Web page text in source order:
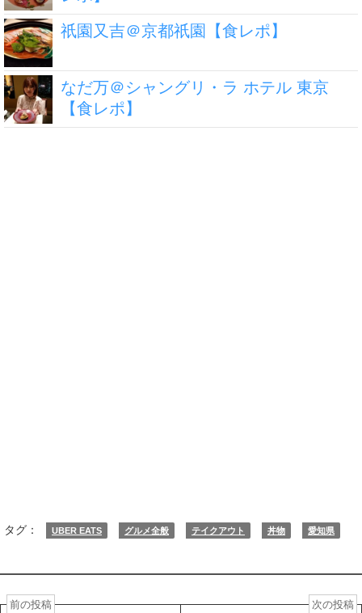
祇園又吉＠京都祇園【食レポ】
なだ万＠シャングリ・ラ ホテル 東京
【食レポ】
タグ： UBER EATS グルメ全般 テイクアウト 丼物 愛知県
前の投稿 次の投稿